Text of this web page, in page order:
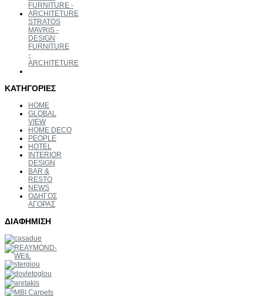
STRATOS
MAVRIS -
DESIGN
FURNITURE
-
ARCHITETURE
ΚΑΤΗΓΟΡΙΕΣ
HOME
GLOBAL
VIEW
HOME DECO
PEOPLE
HOTEL
INTERIOR
DESIGN
BAR &
RESTO
NEWS
ΟΔΗΓΟΣ
ΑΓΟΡΑΣ
ΔΙΑΦΗΜΙΣΗ